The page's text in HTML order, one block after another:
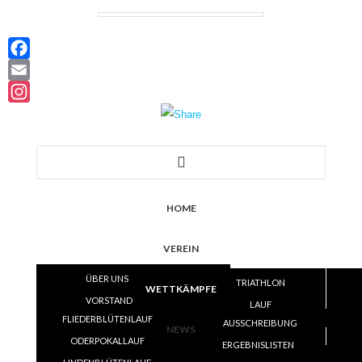
Instagram
HOME
VEREIN
ÜBER UNS TRIATHLON
LAUF
VOLLEYBALL
SKI
VORSTAND
SATZUNG
TRAINING
WETTKÄMPFE
FLIEDERBLÜTENLAUF AUSSCHREIBUNG
ERGEBNISLISTEN
ODERPOKALLAUF
ERGEBNISLISTEN
NEWS